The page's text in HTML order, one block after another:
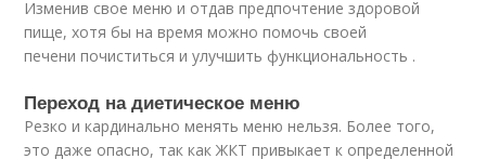
Изменив свое меню и отдав предпочтение здоровой
пище, хотя бы на время можно помочь своей
печени почиститься и улучшить функциональность .
Переход на диетическое меню
Резко и кардинально менять меню нельзя. Более того,
это даже опасно, так как ЖКТ привыкает к определенной